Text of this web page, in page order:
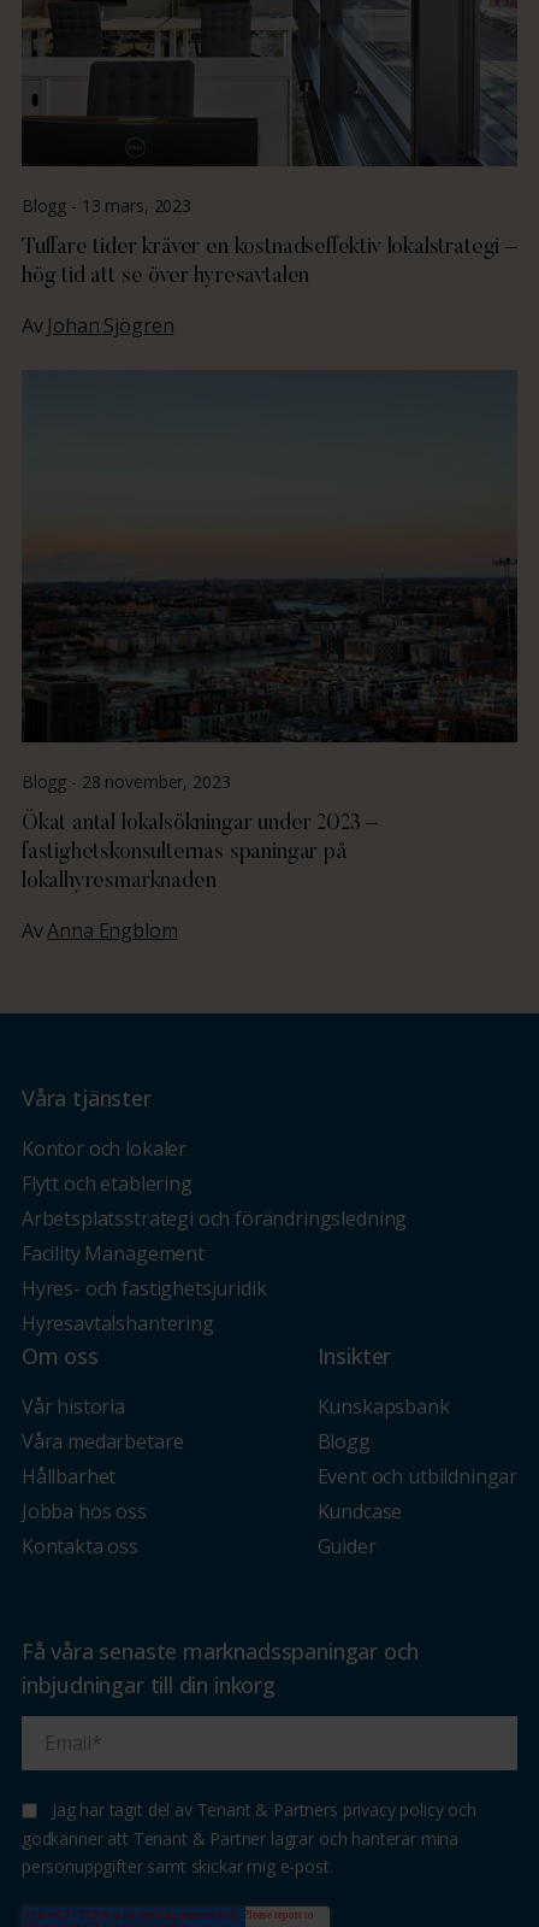
Blogg - 13 mars, 2023
Tuffare tider kräver en kostnadseffektiv lokalstrategi –
hög tid att se över hyresavtalen
Av Johan Sjögren
Blogg - 28 november, 2023
Ökat antal lokalsökningar under 2023 –
fastighetskonsulternas spaningar på
lokalhyresmarknaden
AvAnna Engblom
Våra tjänster
Kontor och lokaler
Flytt och etablering
Arbetsplatsstrategi och förändringsledning
Facility Management
Hyres- och fastighetsjuridik
Hyresavtalshantering
Om oss
Vår historia
Våra medarbetare
Hållbarhet
Jobba hos oss
Kontakta oss
Insikter
Kunskapsbank
Blogg
Event och utbildningar
Kundcase
Guider
Få våra senaste marknadsspaningar och
inbjudningar till din inkorg
Jag har tagit del av Tenant & Partners privacy policy och
godkänner att Tenant & Partner lagrar och hanterar mina
personuppgifter samt skickar mig e-post.